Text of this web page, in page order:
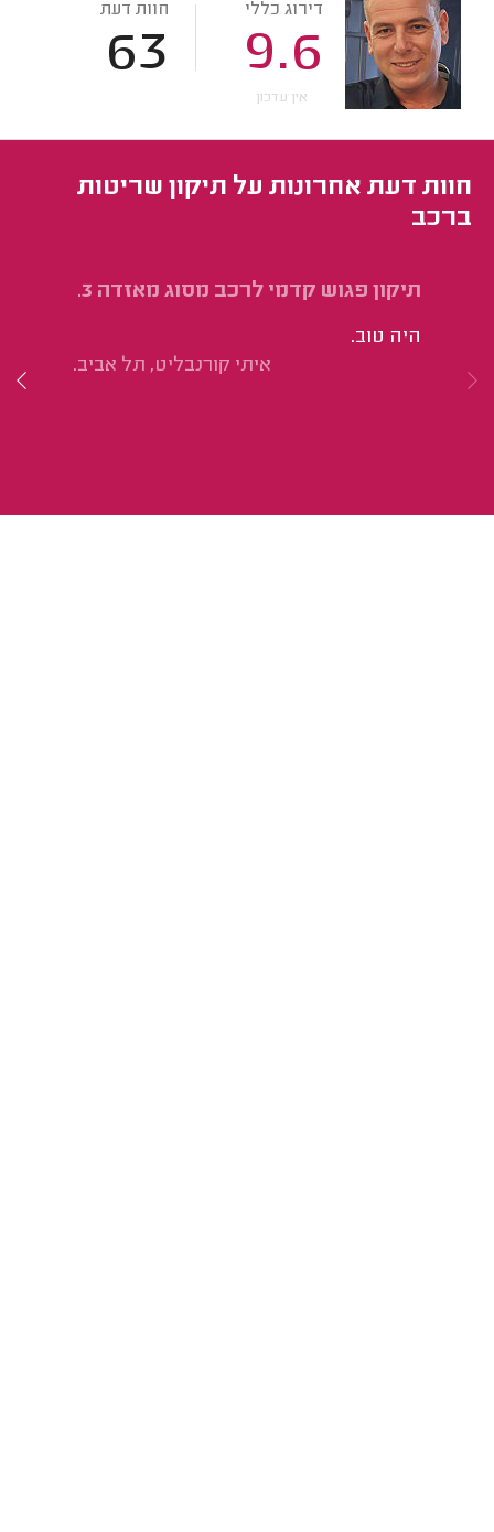
דירוג כללי
9.6
חוות דעת
63
אין עדכון
חוות דעת אחרונות על תיקון שריטות
ברכב
תיקון פגוש קדמי לרכב מסוג מאזדה 3.
היה טוב.
איתי קורנבליט, תל אביב.